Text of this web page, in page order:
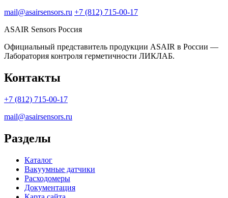
mail@asairsensors.ru +7 (812) 715-00-17
ASAIR Sensors Россия
Официальный представитель продукции ASAIR в России —
Лаборатория контроля герметичности ЛИКЛАБ.
Контакты
+7 (812) 715-00-17
mail@asairsensors.ru
Разделы
Каталог
Вакуумные датчики
Расходомеры
Документация